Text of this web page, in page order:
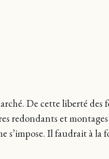
De cette liberté des
redondants et
Il faudrait à la